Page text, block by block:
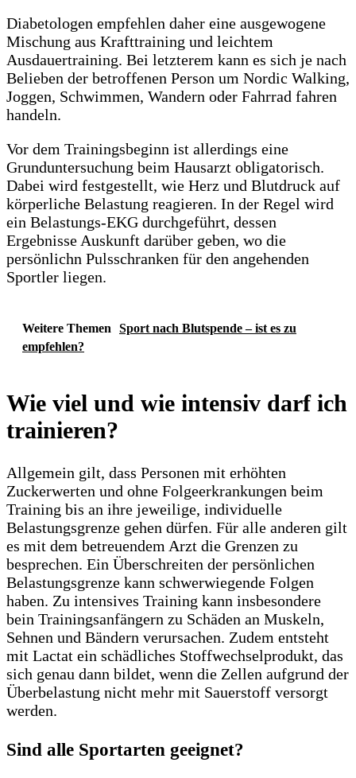
Diabetologen empfehlen daher eine ausgewogene
Mischung aus Krafttraining und leichtem
Ausdauertraining. Bei letzterem kann es sich je nach
Belieben der betroffenen Person um Nordic Walking,
Joggen, Schwimmen, Wandern oder Fahrrad fahren
handeln.
Vor dem Trainingsbeginn ist allerdings eine
Grunduntersuchung beim Hausarzt obligatorisch.
Dabei wird festgestellt, wie Herz und Blutdruck auf
körperliche Belastung reagieren. In der Regel wird
ein Belastungs-EKG durchgeführt, dessen
Ergebnisse Auskunft darüber geben, wo die
persönlichn Pulsschranken für den angehenden
Sportler liegen.
Weitere Themen
Sport nach Blutspende – ist es zu
empfehlen?
Wie viel und wie intensiv darf ich
trainieren?
Allgemein gilt, dass Personen mit erhöhten
Zuckerwerten und ohne Folgeerkrankungen beim
Training bis an ihre jeweilige, individuelle
Belastungsgrenze gehen dürfen. Für alle anderen gilt
es mit dem betreuendem Arzt die Grenzen zu
besprechen. Ein Überschreiten der persönlichen
Belastungsgrenze kann schwerwiegende Folgen
haben. Zu intensives Training kann insbesondere
bein Trainingsanfängern zu Schäden an Muskeln,
Sehnen und Bändern verursachen. Zudem entsteht
mit Lactat ein schädliches Stoffwechselprodukt, das
sich genau dann bildet, wenn die Zellen aufgrund der
Überbelastung nicht mehr mit Sauerstoff versorgt
werden.
Sind alle Sportarten geeignet?